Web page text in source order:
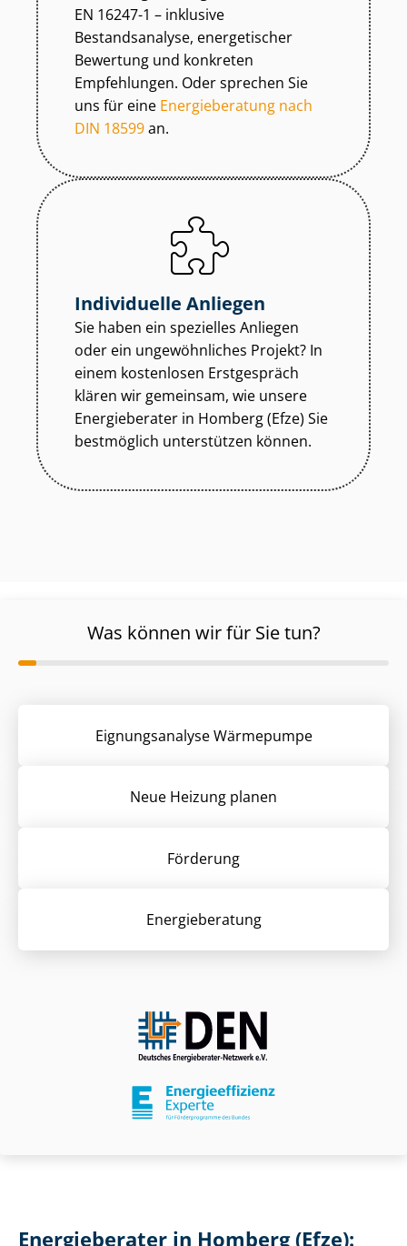
EN 16247-1 – inklusive
Bestandsanalyse, energetischer
Bewertung und konkreten
Empfehlungen. Oder sprechen Sie
uns für eine Energieberatung nach
DIN 18599an.
Individuelle Anliegen
Sie haben ein spezielles Anliegen
oder ein ungewöhnliches Projekt? In
einem kostenlosen Erstgespräch
klären wir gemeinsam, wie unsere
Energieberater in Homberg (Efze) Sie
bestmöglich unterstützen können.
Was können wir für Sie tun?
Eignungsanalyse Wärmepumpe
Neue Heizung planen
Förderung
Energieberatung
Energieberater in Homberg (Efze):